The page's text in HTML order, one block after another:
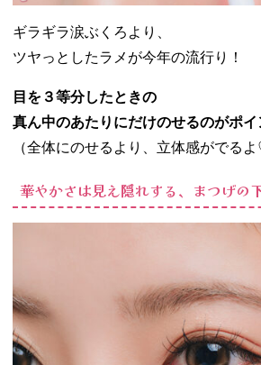
ギラギラ涙ぶくろより、
ツヤっとしたラメが今年の流行り！
目を３等分したときの
真ん中のあたりにだけのせるのがポイ
（全体にのせるより、立体感がでるよ
華やかさは見え隠れする、まつげの